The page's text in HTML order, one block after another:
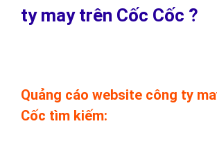
ty may trên Cốc Cốc ?
Quảng cáo website công ty
Cốc tìm kiếm: